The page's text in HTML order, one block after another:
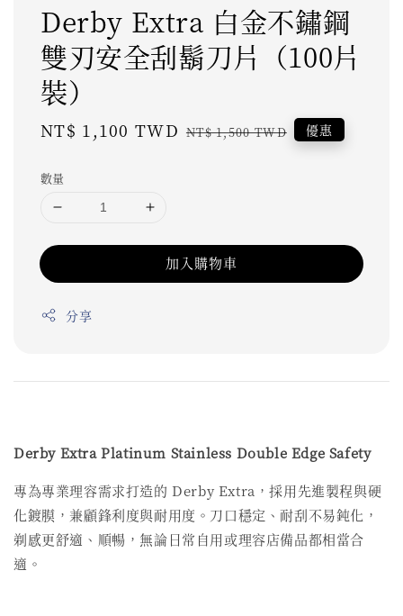
Derby Extra 白金不鏽鋼
雙刃安全刮鬍刀片（100片
裝）
Sale
NT$ 1,100 TWD Regular
NT$ 1,500 TWD 優惠
數量
加入購物車
分享
Derby Extra Platinum Stainless Double Edge Safety
專為專業理容需求打造的 Derby Extra，採用先進製程與硬
化鍍膜，兼顧鋒利度與耐用度。刀口穩定、耐刮不易鈍化，
剃感更舒適、順暢，無論日常自用或理容店備品都相當合
適。